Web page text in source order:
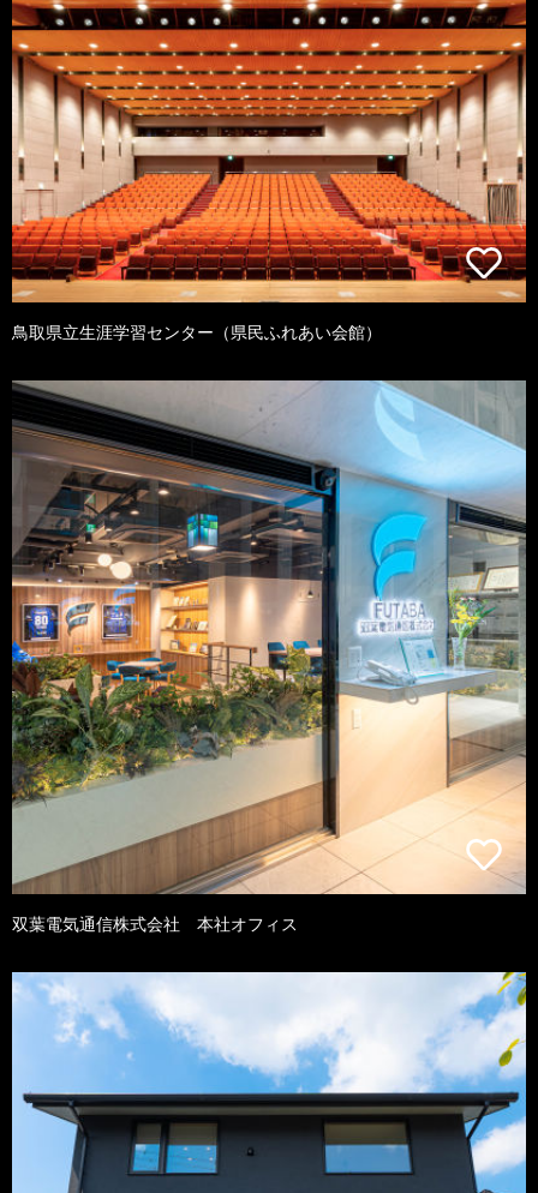
鳥取県立生涯学習センター（県民ふれあい会館）
双葉電気通信株式会社 本社オフィス